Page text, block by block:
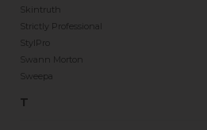
Skintruth
Strictly Professional
StylPro
Swann Morton
Sweepa
T